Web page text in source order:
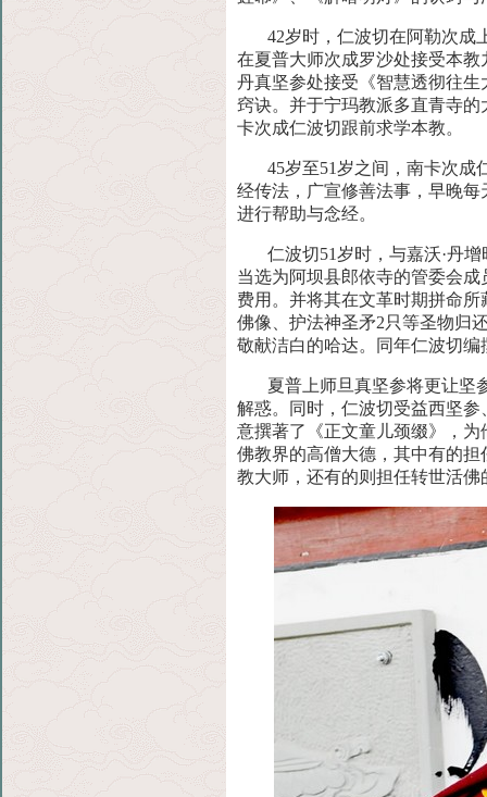
42岁时，仁波切在阿勒次成
在夏普大师次成罗沙处接受本教
丹真坚参处接受《智慧透彻往
窍诀。并于宁玛教派多直青寺
卡次成仁波切跟前求学本教。
45岁至51岁之间，南卡次成
经传法，广宣修善法事，早晚每
进行帮助与念经。
仁波切51岁时，与嘉沃·丹
当选为阿坝县郎依寺的管委会成
费用。并将其在文革时期拼命
佛像、护法神圣矛2只等圣物归
敬献洁白的哈达。同年仁波切
夏普上师旦真坚参将更让坚
解惑。同时，仁波切受益西坚参
意撰著了《正文童儿颈缀》，
佛教界的高僧大德，其中有的
教大师，还有的则担任转世活